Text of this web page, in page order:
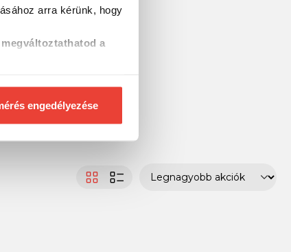
arra kérünk, hogy
a
engedélyezése